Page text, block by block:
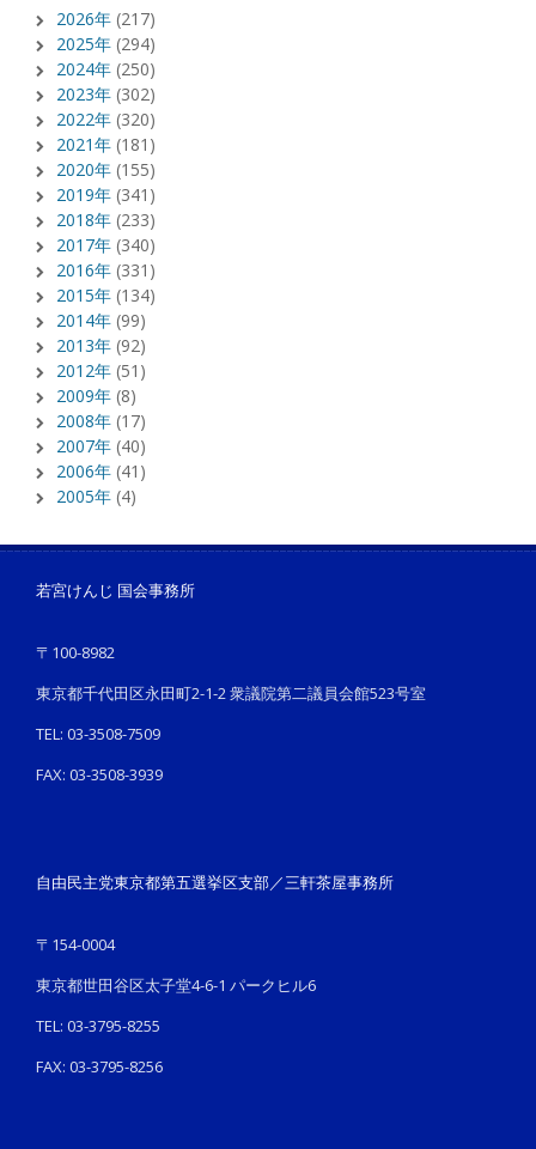
2026年 (217)
2025年 (294)
2024年 (250)
2023年 (302)
2022年 (320)
2021年 (181)
2020年 (155)
2019年 (341)
2018年 (233)
2017年 (340)
2016年 (331)
2015年 (134)
2014年 (99)
2013年 (92)
2012年 (51)
2009年 (8)
2008年 (17)
2007年 (40)
2006年 (41)
2005年 (4)
若宮けんじ 国会事務所
〒100-8982
東京都千代田区永田町2-1-2 衆議院第二議員会館523号室
TEL: 03-3508-7509
FAX: 03-3508-3939
自由民主党東京都第五選挙区支部／三軒茶屋事務所
〒154-0004
東京都世田谷区太子堂4-6-1 パークヒル6
TEL: 03-3795-8255
FAX: 03-3795-8256